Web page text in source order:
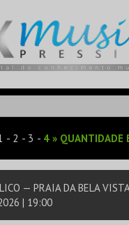
2 3 4 » QUANTIDADE
— PRAIA DA BELA
| 19:00